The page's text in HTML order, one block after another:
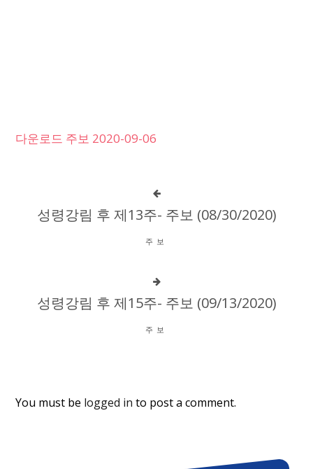
다운로드 주보 2020-09-06
성령강림 후 제13주- 주보 (08/30/2020)
주보
성령강림 후 제15주- 주보 (09/13/2020)
주보
You must be logged in to post a comment.